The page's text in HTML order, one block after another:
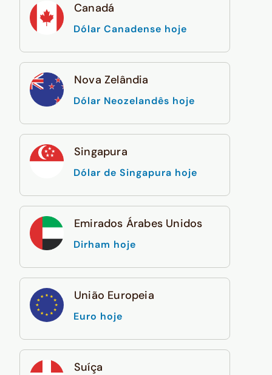
Canadá
Dólar Canadense hoje
Nova Zelândia
Dólar Neozelandês hoje
Singapura
Dólar de Singapura hoje
Emirados Árabes Unidos
Dirham hoje
União Europeia
Euro hoje
Suíça